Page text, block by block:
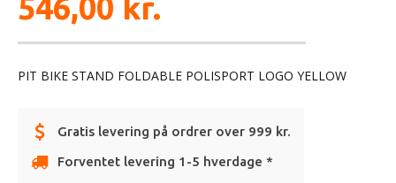
546,00 kr.
PIT BIKE STAND FOLDABLE POLISPORT LOGO YELLOW
Gratis levering på ordrer over 999 kr.
Forventet levering 1-5 hverdage *